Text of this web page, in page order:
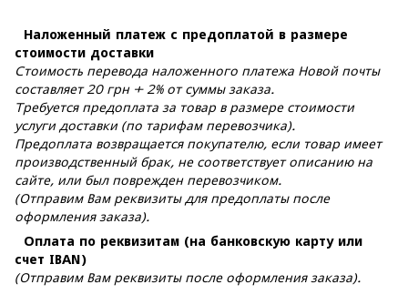
Наложенный платеж с предоплатой в размере
стоимости доставки
Стоимость перевода наложенного платежа Новой почты
составляет 20 грн + 2% от суммы заказа.
Требуется предоплата за товар в размере стоимости
услуги доставки (по тарифам перевозчика).
Предоплата возвращается покупателю, если товар имеет
производственный брак, не соответствует описанию на
сайте, или был поврежден перевозчиком.
(Отправим Вам реквизиты для предоплаты после
оформления заказа).
Оплата по реквизитам (на банковскую карту или
счет IBAN)
(Отправим Вам реквизиты после оформления заказа).